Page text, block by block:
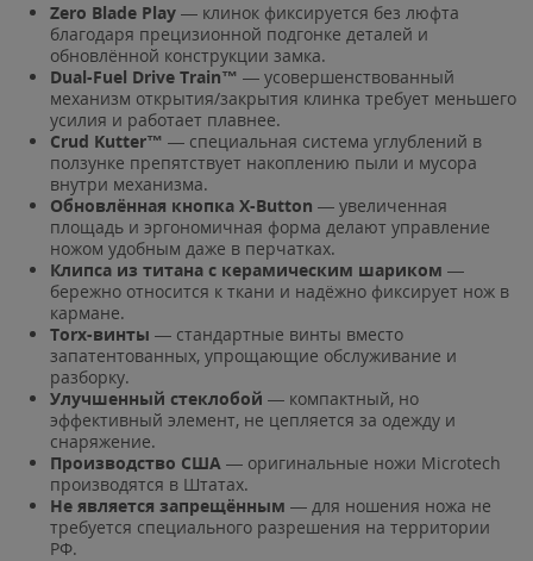
Zero Blade Play — клинок фиксируется без люфта
благодаря прецизионной подгонке деталей и
обновлённой конструкции замка.
Dual-Fuel Drive Train™ — усовершенствованный
механизм открытия/закрытия клинка требует меньшего
усилия и работает плавнее.
Crud Kutter™ — специальная система углублений в
ползунке препятствует накоплению пыли и мусора
внутри механизма.
Обновлённая кнопка X-Button — увеличенная
площадь и эргономичная форма делают управление
ножом удобным даже в перчатках.
Клипса из титана с керамическим шариком —
бережно относится к ткани и надёжно фиксирует нож в
кармане.
Torx-винты — стандартные винты вместо
запатентованных, упрощающие обслуживание и
разборку.
Улучшенный стеклобой — компактный, но
эффективный элемент, не цепляется за одежду и
снаряжение.
Производство США — оригинальные ножи Microtech
производятся в Штатах.
Не является запрещённым — для ношения ножа не
требуется специального разрешения на территории
РФ.